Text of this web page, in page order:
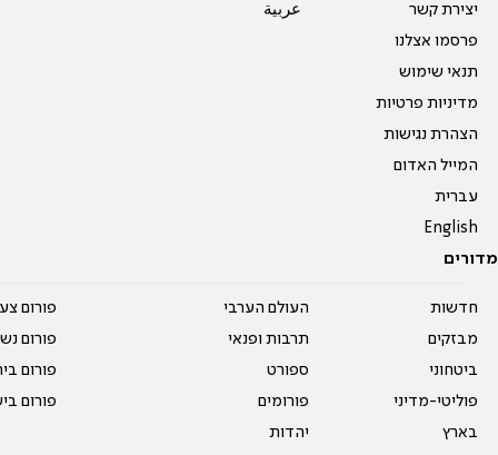
יצירת קשר
פרסמו אצלנו
תנאי שימוש
מדיניות פרטיות
הצהרת נגישות
המייל האדום
עברית
English
عربية
מדורים
חדשות
מבזקים
ביטחוני
פוליטי-מדיני
בארץ
העולם הערבי
תרבות ופנאי
ספורט
פורומים
יהדות
פורום
פורום
פורום
פורום